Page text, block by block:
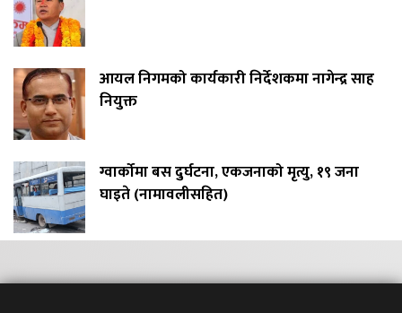
आयल निगमको कार्यकारी निर्देशकमा नागेन्द्र साह
नियुक्त
ग्वार्कोमा बस दुर्घटना, एकजनाको मृत्यु, १९ जना
घाइते (नामावलीसहित)